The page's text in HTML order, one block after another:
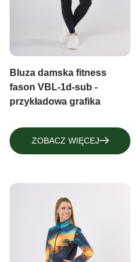
Bluza damska fitness
fason VBL-1d-sub -
przykładowa grafika
ZOBACZ WIĘCEJ